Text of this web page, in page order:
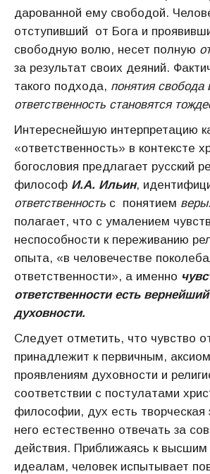
дарованной ему свободой.
отступивший от Бога и
свободную волю, несет полную
за результат своих деяний.
такого подхода, понятия свобода
ответственность становятся
Интереснейшую интерпретацию
«ответственность» в контексте
богословия предлагает русский
философ И.А. Ильин,
ответственность с понятием веры.
полагает, что с умалением
неспособности к переживанию
опыта, «в человечестве
ответственности», а именно
ответственности есть
духовности.
Следует отметить, что чувство
принадлежит к первичным,
проявлениям духовности и
соответствии с постулатами
философии, дух есть творческая
него естественно отвечать за
действия. Приближаясь к
идеалам, человек испытывает